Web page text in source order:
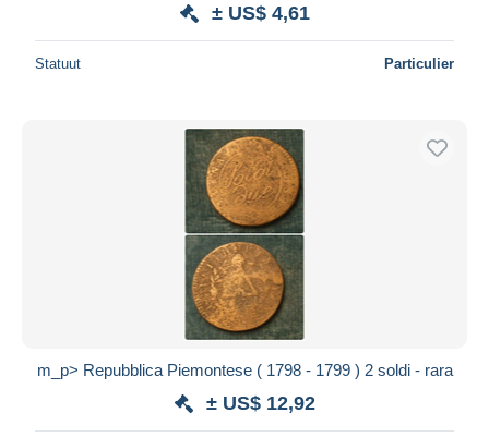
± US$ 4,61
Statuut Particulier
m_p> Repubblica Piemontese ( 1798 - 1799 ) 2 soldi - rara
± US$ 12,92